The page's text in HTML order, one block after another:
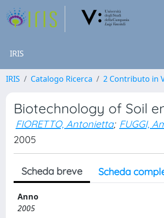
IRIS
IRIS Catalogo Ricerca 2 Contributo in
Biotechnology of Soil
FIORETTO, Antonietta; FUGGI,
2005
Scheda breve Scheda
Anno
2005